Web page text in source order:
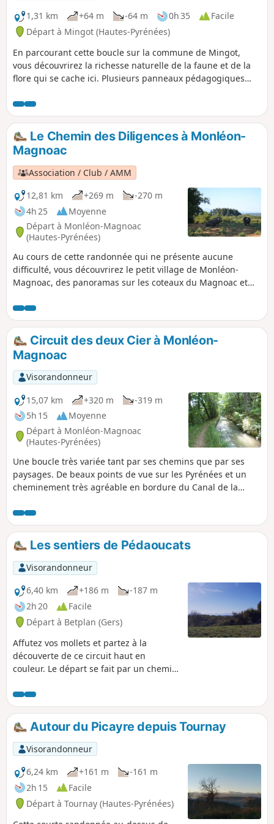
1,31 km
+64 m -64 m 0h 35
Facile
Départ à Mingot (Hautes-Pyrénées)
En parcourant cette boucle sur la commune de Mingot,
vous découvrirez la richesse naturelle de la faune et de la
flore qui se cache ici. Plusieurs panneaux pédagogiques
apprendre plus ! Vous découvrirez différents milieux
naturels, forêt, prairie, verger, et peut-être aurez vous la
chance d'apercevoir des animaux sauvages. En bonus, un
sentier pieds nus a été installé à fin du circuit afin de vous
faire découvrir le sol sous toutes ses textures : une bonne
manière de se reconnecter à la nature. Bonne découverte !
Le Chemin des Diligences à Monléon-
Magnoac
Association / Club / AMM
12,81 km
+269 m
-270 m
4h 25
Moyenne
Départ à Monléon-Magnoac
(Hautes-Pyrénées)
Au cours de cette randonnée qui ne présente aucune
difficulté, vous découvrirez le petit village de Monléon-
Magnoac, des panoramas sur les coteaux du Magnoac et
célèbre école, et de belles forêts de sapins, le tout sur un
parcours vallonné et bien balisé.
Circuit des deux Cier à Monléon-
Magnoac
Visorandonneur
15,07 km
+320 m
-319 m
5h 15
Moyenne
Départ à Monléon-Magnoac
(Hautes-Pyrénées)
Une boucle très variée tant par ses chemins que par ses
paysages. De beaux points de vue sur les Pyrénées et un
cheminement très agréable en bordure du Canal de la
Les sentiers de Pédaoucats
Visorandonneur
6,40 km
+186 m
-187 m
2h 20
Facile
Départ à Betplan (Gers)
Affutez vos mollets et partez à la
découverte de ce circuit haut en
couleur. Le départ se fait par un chemin
paysans qui se rendaient au marché
dans un village plus haut. Vous alternez
ensuite bois et petites routes mais une
chose est sûre, vous vous fondrez dans
la nature. Le circuit labélisé PR® est
panneauté par le célèbre code couleur
Jaune.
Autour du Picayre depuis Tournay
Visorandonneur
6,24 km
+161 m
-161 m
2h 15
Facile
Départ à Tournay (Hautes-Pyrénées)